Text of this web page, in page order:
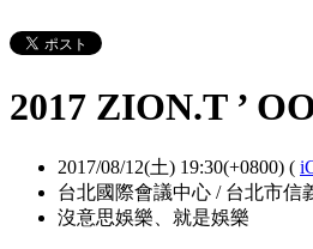
2017 ZION.T ’
2017/08/12(土) 19:30(+0800) (
台北國際會議中心 / 台北市信
沒意思娛樂、就是娛樂